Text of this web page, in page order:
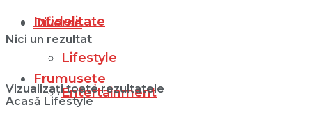
Diverse
Lifestyle
Entertainment
Infidelitate
Frumusețe
Nici un rezultat
Vizualizați toate rezultatele
Acasă Lifestyle